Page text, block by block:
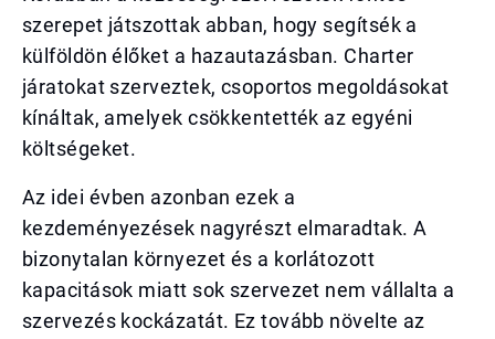
szerepet játszottak abban, hogy segítsék a
külföldön élőket a hazautazásban. Charter
járatokat szerveztek, csoportos megoldásokat
kínáltak, amelyek csökkentették az egyéni
költségeket.
Az idei évben azonban ezek a
kezdeményezések nagyrészt elmaradtak. A
bizonytalan környezet és a korlátozott
kapacitások miatt sok szervezet nem vállalta a
szervezés kockázatát. Ez tovább növelte az